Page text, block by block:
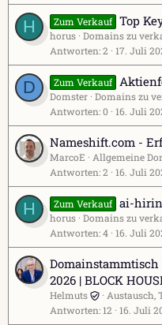
H Zum Verkauf Top
horus Domains zu
Antworten 2 17. Juli
D Zum Verkauf
Domster Domains zu
Antworten 0 16. Juli
Nameshift.com -
MarcoE
Allgemeine
Antworten 2 16. Juli
H Zum Verkauf ai-
horus Domains zu
Antworten 4 16. Juli
Domainstammtisch
2026 | BLOCK
Helmuts
Austausch,
Antworten 12 16. Juli